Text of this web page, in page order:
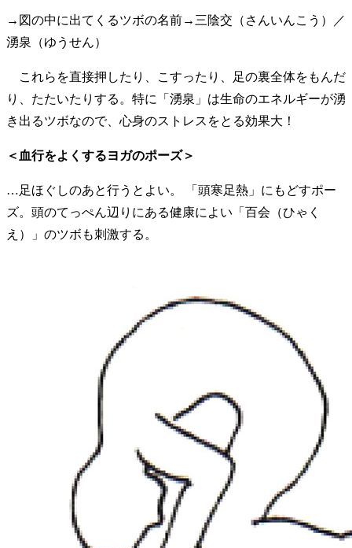
→図の中に出てくるツボの名前→三陰交（さんいんこう）／
湧泉（ゆうせん）
これらを直接押したり、こすったり、足の裏全体をもんだ
り、たたいたりする。特に「湧泉」は生命のエネルギーが湧
き出るツボなので、心身のストレスをとる効果大！
＜血行をよくするヨガのポーズ＞
…足ほぐしのあと行うとよい。 「頭寒足熱」にもどすポー
ズ。頭のてっぺん辺りにある健康によい「百会（ひゃく
え）」のツボも刺激する。